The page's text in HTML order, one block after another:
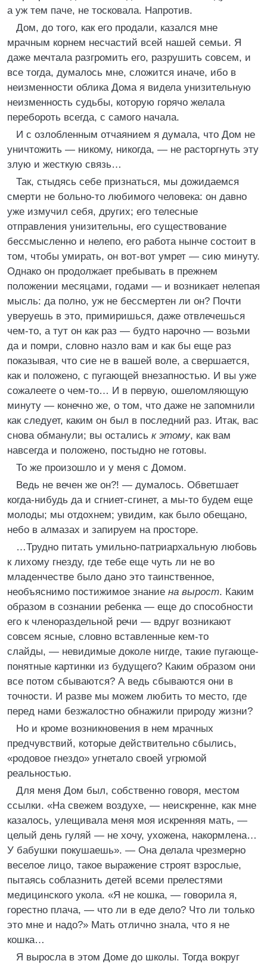
а уж тем паче, не тосковала. Напротив.
Дом, до того, как его продали, казался мне
мрачным корнем несчастий всей нашей семьи. Я
даже мечтала разгромить его, разрушить совсем, и
все тогда, думалось мне, сложится иначе, ибо в
неизменности облика Дома я видела унизительную
неизменность судьбы, которую горячо желала
перебороть всегда, с самого начала.
И с озлобленным отчаянием я думала, что Дом не
уничтожить — никому, никогда, — не расторгнуть эту
злую и жесткую связь…
Так, стыдясь себе признаться, мы дожидаемся
смерти не больно-то любимого человека: он давно
уже измучил себя, других; его телесные
отправления унизительны, его существование
бессмысленно и нелепо, его работа нынче состоит в
том, чтобы умирать, он вот-вот умрет — сию минуту.
Однако он продолжает пребывать в прежнем
положении месяцами, годами — и возникает нелепая
мысль: да полно, уж не бессмертен ли он? Почти
уверуешь в это, примиришься, даже отвлечешься
чем-то, а тут он как раз — будто нарочно — возьми
да и помри, словно назло вам и как бы еще раз
показывая, что сие не в вашей воле, а свершается,
как и положено, с пугающей внезапностью. И вы уже
сожалеете о чем-то… И в первую, ошеломляющую
минуту — конечно же, о том, что даже не запомнили
как следует, каким он был в последний раз. Итак, вас
снова обманули; вы остались к этому, как вам
навсегда и положено, постыдно не готовы.
То же произошло и у меня с Домом.
Ведь не вечен же он?! — думалось. Обветшает
когда-нибудь да и сгниет-сгинет, а мы-то будем еще
молоды; мы отдохнем; увидим, как было обещано,
небо в алмазах и запируем на просторе.
…Трудно питать умильно-патриархальную любовь
к лихому гнезду, где тебе еще чуть ли не во
младенчестве было дано это таинственное,
необъяснимо постижимое знание на вырост. Каким
образом в сознании ребенка — еще до способности
его к членораздельной речи — вдруг возникают
совсем ясные, словно вставленные кем-то
слайды, — невидимые доколе нигде, такие пугающе-
понятные картинки из будущего? Каким образом они
все потом сбываются? А ведь сбываются они в
точности. И разве мы можем любить то место, где
перед нами безжалостно обнажили природу жизни?
Но и кроме возникновения в нем мрачных
предчувствий, которые действительно сбылись,
«родовое гнездо» угнетало своей угрюмой
реальностью.
Для меня Дом был, собственно говоря, местом
ссылки. «На свежем воздухе, — неискренне, как мне
казалось, улещивала меня моя искренняя мать, —
целый день гуляй — не хочу, ухожена, накормлена…
У бабушки покушаешь». — Она делала чрезмерно
веселое лицо, такое выражение строят взрослые,
пытаясь соблазнить детей всеми прелестями
медицинского укола. «Я не кошка, — говорила я,
горестно плача, — что ли в еде дело? Что ли только
это мне и надо?» Мать отлично знала, что я не
кошка…
Я выросла в этом Доме до школы. Тогда вокруг